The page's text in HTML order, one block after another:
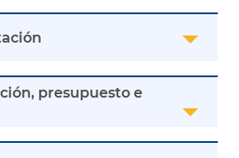
presupuesto e